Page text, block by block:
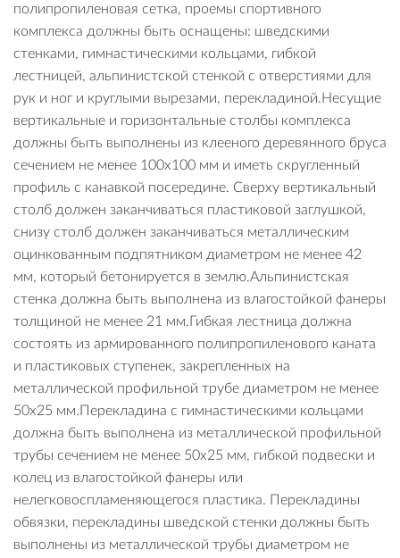
полипропиленовая сетка, проемы спортивного
комплекса должны быть оснащены: шведскими
стенками, гимнастическими кольцами, гибкой
лестницей, альпинистской стенкой с отверстиями для
рук и ног и круглыми вырезами, перекладиной.Несущие
вертикальные и горизонтальные столбы комплекса
должны быть выполнены из клееного деревянного бруса
сечением не менее 100х100 мм и иметь скругленный
профиль с канавкой посередине. Сверху вертикальный
столб должен заканчиваться пластиковой заглушкой,
снизу столб должен заканчиваться металлическим
оцинкованным подпятником диаметром не менее 42
мм, который бетонируется в землю.Альпинистская
стенка должна быть выполнена из влагостойкой фанеры
толщиной не менее 21 мм.Гибкая лестница должна
состоять из армированного полипропиленового каната
и пластиковых ступенек, закрепленных на
металлической профильной трубе диаметром не менее
50х25 мм.Перекладина с гимнастическими кольцами
должна быть выполнена из металлической профильной
трубы сечением не менее 50х25 мм, гибкой подвески и
колец из влагостойкой фанеры или
нелегковоспламеняющегося пластика. Перекладины
обвязки, перекладины шведской стенки должны быть
выполнены из металлической трубы диаметром не